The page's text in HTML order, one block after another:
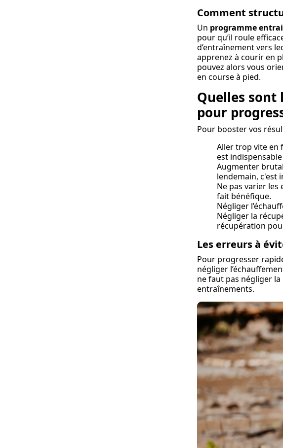
Comment
Un programme
pour qu’il roule
d’entraînement vers
apprenez à courir en
pouvez alors vous
en course à pied.
Quelles sont
pour
Pour booster vos
Aller trop vite en
est
Augmenter
lendemain, c'est
Ne pas varier les
fait bénéfique.
Négliger
Négliger la
récupération
Les erreurs à
Pour progresser
négliger
ne faut pas négliger
entraînements.